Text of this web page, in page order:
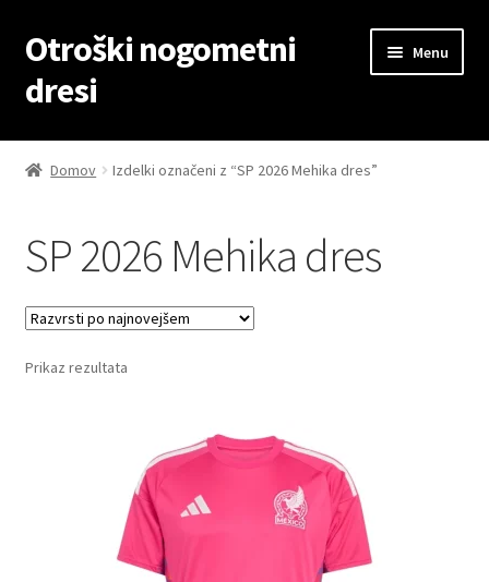
Skip
to
navigation
Skip
to
content
Otroški nogometni
dresi
Menu
Domov
Kontaktiraj nas
Košarica
Moj račun
Zaključek nakupa
Domov Izdelki označeni z “SP 2026 Mehika dres”
SP 2026 Mehika dres
Prikaz rezultata